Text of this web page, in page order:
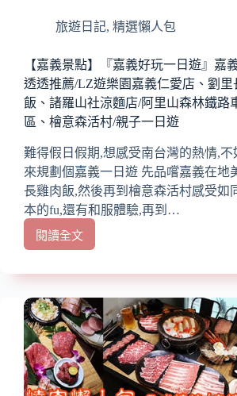
低
低
gi、
低
卡/
增
減
脂/
健
身
群、
班
補
充
蛋
白
質
都
旅遊日記, 精選懶人包
【嘉義景點】『嘉義好玩一日遊』嘉
透透推薦/LZ遊樂園嘉義仁愛店、劉里
飯、諸羅山社涼麵店/阿里山森林鐵路
區、檜意森活村/親子一日遊
難得假日假期,想感受南台灣的熱情,不
來規劃個嘉義一日遊 先品嚐嘉義在地
長雞肉飯,然後再到檜意森活村感受如
本的fu,還有和服體驗,再到…
閱讀全文
【嘉
景
『嘉
義
好
玩
一
日